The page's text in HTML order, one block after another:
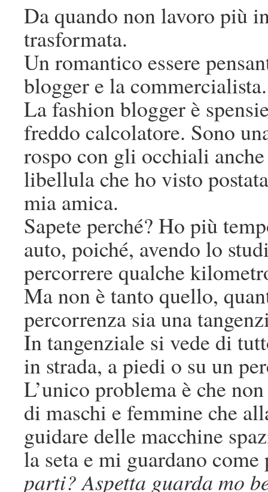
Da quando non lavoro più
trasformata.
Un romantico essere
blogger e la commercialista.
La fashion blogger è
freddo calcolatore. Sono
rospo con gli occhiali
libellula che ho visto
mia amica.
Sapete perché? Ho più
auto, poiché, avendo lo
percorrere qualche
Ma non è tanto quello,
percorrenza sia una
In tangenziale si vede di
in strada, a piedi o su un
L’unico problema è che
di maschi e femmine che
guidare delle macchine
la seta e mi guardano
parti? Aspetta guarda mo